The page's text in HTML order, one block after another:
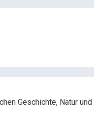
Geschichte, Natur und